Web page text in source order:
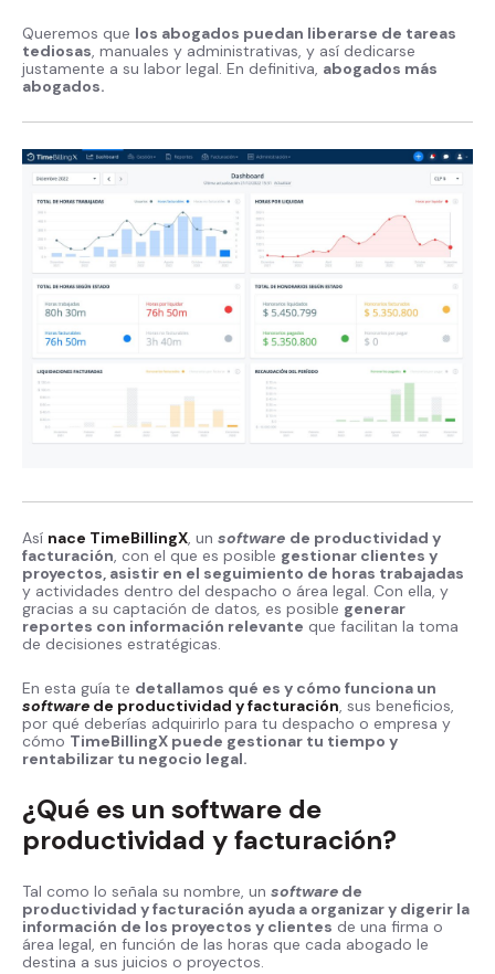
Queremos que los abogados puedan liberarse de tareas
tediosas, manuales y administrativas, y así dedicarse
justamente a su labor legal. En definitiva, abogados más
abogados.
Así nace TimeBillingX, un software de productividad y
facturación, con el que es posible gestionar clientes y
proyectos, asistir en el seguimiento de horas trabajadas
y actividades dentro del despacho o área legal. Con ella, y
gracias a su captación de datos, es posible generar
reportes con información relevante que facilitan la toma
de decisiones estratégicas.
En esta guía te detallamos qué es y cómo funciona un
software de productividad y facturación, sus beneficios,
por qué deberías adquirirlo para tu despacho o empresa y
cómo TimeBillingX puede gestionar tu tiempo y
rentabilizar tu negocio legal.
¿Qué es un software de
productividad y facturación?
Tal como lo señala su nombre, un software de
productividad y facturación ayuda a organizar y digerir la
información de los proyectos y clientes de una firma o
área legal, en función de las horas que cada abogado le
destina a sus juicios o proyectos.